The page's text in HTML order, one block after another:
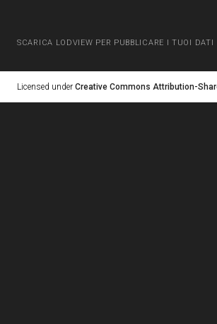
SCARICA LODVIEW PER PUBBLICARE I TUOI DATI
Licensed under Creative Commons Attribution-